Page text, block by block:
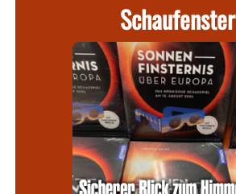
Schaufenster